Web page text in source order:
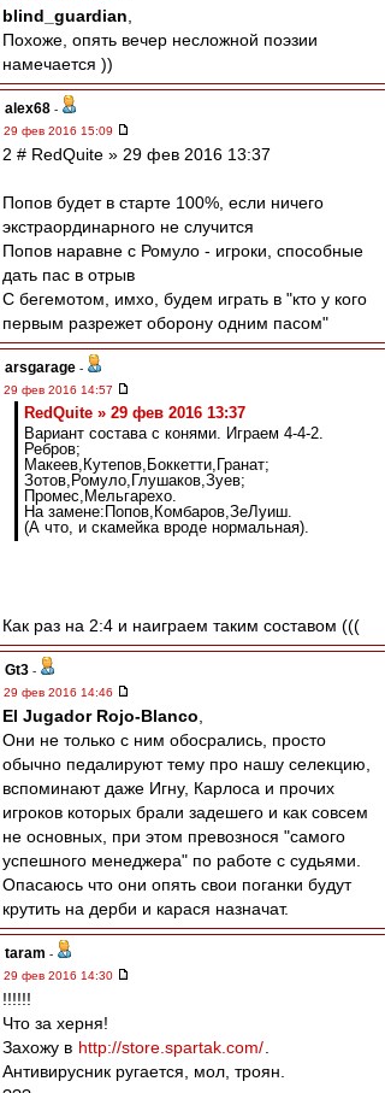
blind_guardian
Похоже, опять вечер несложной поэзии
намечается ))
alex68 -
29 фев 2016 15:09
2 # RedQuite » 29 фев 2016 13:37
Попов будет в старте 100%, если ничего
экстраординарного не случится
Попов наравне с Ромуло - игроки, способные
дать пас в отрыв
С бегемотом, имхо, будем играть в "кто у кого
первым разрежет оборону одним пасом"
arsgarage -
29 фев 2016 14:57
RedQuite » 29 фев 2016 13:37
Вариант состава с конями. Играем 4-4-2.
Ребров;
Макеев,Кутепов,Боккетти,Гранат;
Зотов,Ромуло,Глушаков,Зуев;
Промес,Мельгарехо.
На замене:Попов,Комбаров,ЗеЛуиш.
(А что, и скамейка вроде нормальная).
Как раз на 2:4 и наиграем таким составом (((
Gt3 -
29 фев 2016 14:46
El Jugador Rojo-Blanco
Они не только с ним обосрались, просто
обычно педалируют тему про нашу селекцию,
вспоминают даже Игну, Карлоса и прочих
игроков которых брали задешего и как совсем
не основных, при этом превознося "самого
успешного менеджера" по работе с судьями.
Опасаюсь что они опять свои поганки будут
крутить на дерби и карася назначат.
taram -
29 фев 2016 14:30
!!!!!!
Что за херня!
Захожу в http://store.spartak.com/
Антивирусник ругается, мол, троян.